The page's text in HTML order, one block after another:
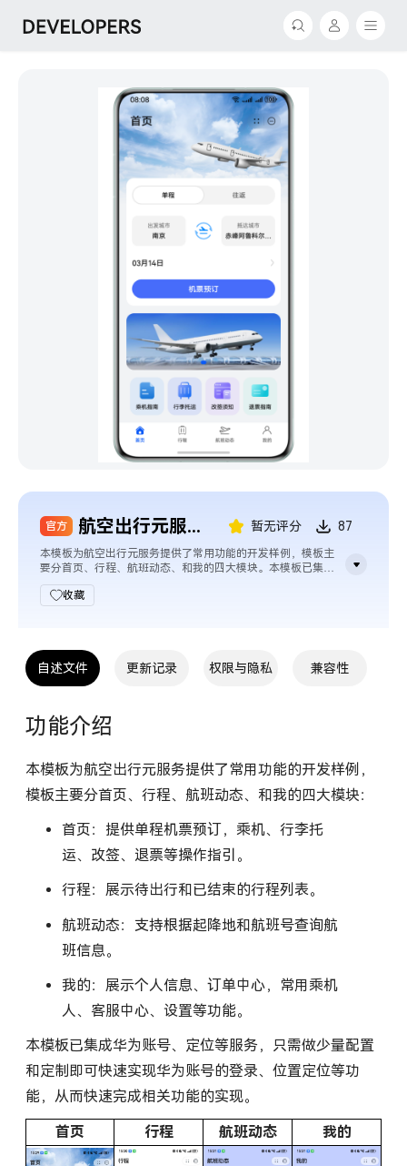
Hello，
欢迎来到开发者联盟
立即登录
官方 航空出行元服务模板 暂无评分 87
本模板为航空出行元服务提供了常用功能的开发样例，模板主
要分首页、行程、航班动态、和我的四大模块。本模板已集成
华为账号、定位等服务，只需做少量配置和定制即可快速实现
华为账号的登录、位置定位等功能，从而快速完成相关功能的
收藏
自述文件 更新记录 权限与隐私 兼容性
功能介绍
本模板为航空出行元服务提供了常用功能的开发样例，
模板主要分首页、行程、航班动态、和我的四大模块：
首页：提供单程机票预订，乘机、行李托
运、改签、退票等操作指引。
行程：展示待出行和已结束的行程列表。
航班动态：支持根据起降地和航班号查询航
班信息。
我的：展示个人信息、订单中心，常用乘机
人、客服中心、设置等功能。
本模板已集成华为账号、定位等服务，只需做少量配置
和定制即可快速实现华为账号的登录、位置定位等功
能，从而快速完成相关功能的实现。
首页 行程 航班动态 我的